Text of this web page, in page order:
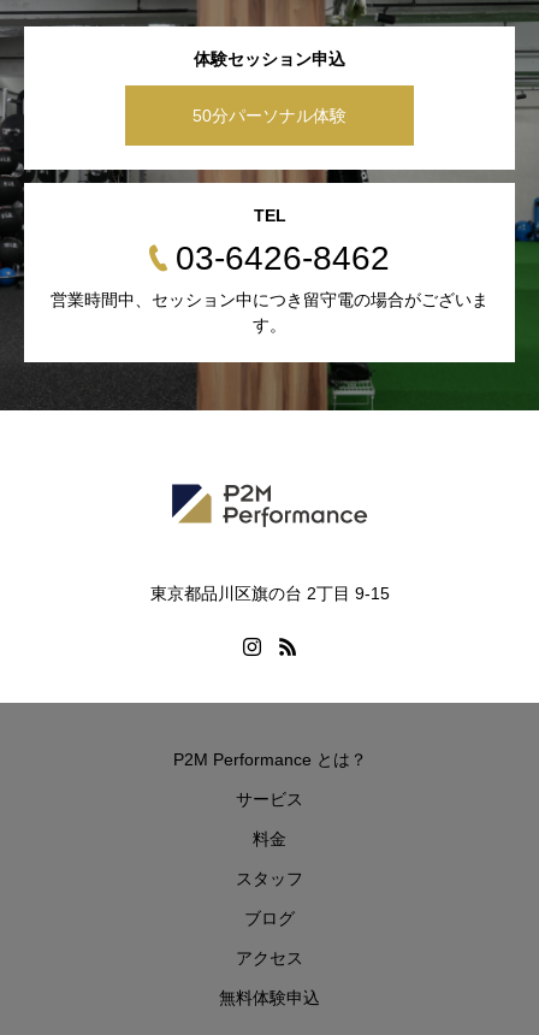
体験セッション申込
50分パーソナル体験
TEL
03-6426-8462
営業時間中、セッション中につき留守電の場合がございま
す。
東京都品川区旗の台 2丁目 9-15
P2M Performance とは？
サービス
料金
スタッフ
ブログ
アクセス
無料体験申込